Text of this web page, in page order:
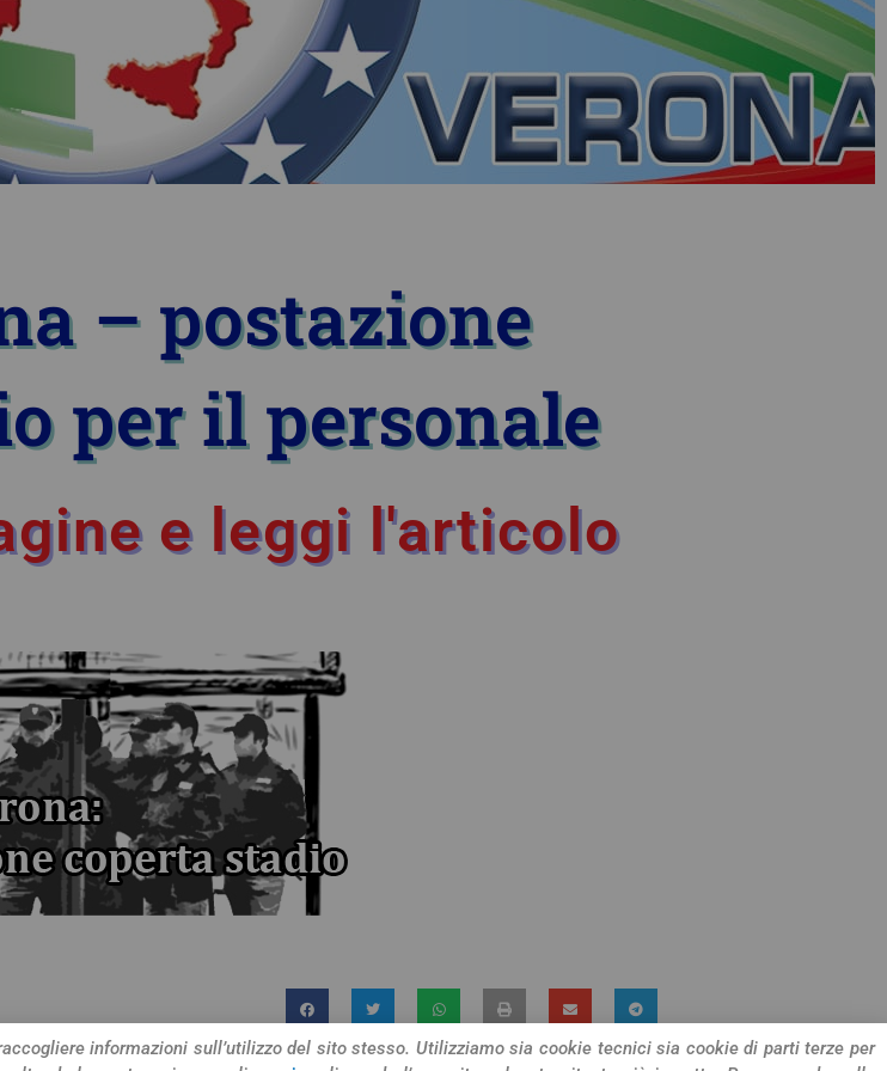
– postazione
per il personale
e leggi l'articolo
informazioni sull’utilizzo del sito stesso. Utilizziamo sia cookie tecnici sia cookie di parti terze per